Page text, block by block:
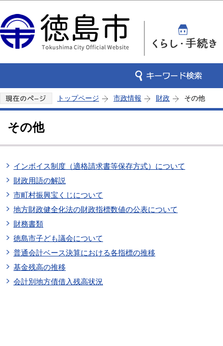
トップページ 市政情報 財政 その他
その他
インボイス制度（適格請求書等保存方式）について
財政用語の解説
市町村振興宝くじについて
地方財政健全化法の財政指標数値の公表について
財務書類
徳島市子ども議会について
普通会計ベース決算における各指標の推移
基金残高の推移
会計別地方債借入残高状況